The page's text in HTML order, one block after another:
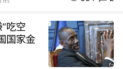
吃空
国家金